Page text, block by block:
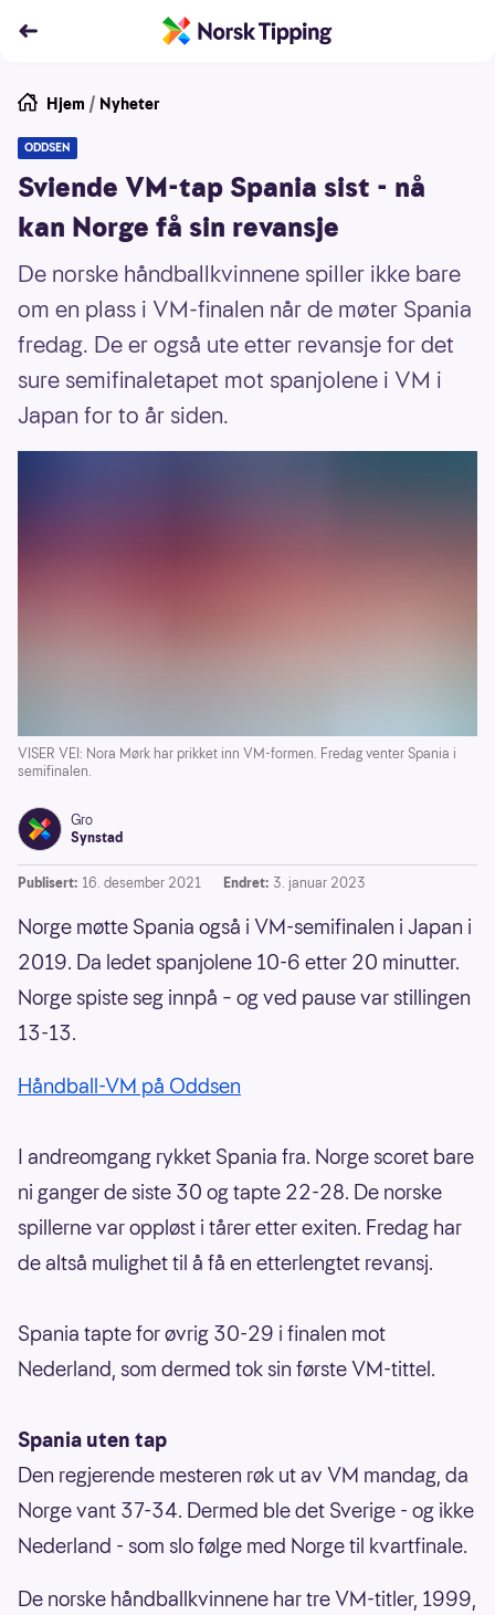
Hjem / Nyheter
ODDSEN
Sviende VM-tap Spania sist - nå
kan Norge få sin revansje
De norske håndballkvinnene spiller ikke bare
om en plass i VM-finalen når de møter Spania
fredag. De er også ute etter revansje for det
sure semifinaletapet mot spanjolene i VM i
Japan for to år siden.
VISER VEI: Nora Mørk har prikket inn VM-formen. Fredag venter Spania i
semifinalen.
Gro
Synstad
Publisert: 16. desember 2021 Endret: 3. januar 2023
Norge møtte Spania også i VM-semifinalen i Japan i
2019. Da ledet spanjolene 10-6 etter 20 minutter.
Norge spiste seg innpå – og ved pause var stillingen
13-13.
Håndball-VM på Oddsen
I andreomgang rykket Spania fra. Norge scoret bare
ni ganger de siste 30 og tapte 22-28. De norske
spillerne var oppløst i tårer etter exiten. Fredag har
de altså mulighet til å få en etterlengtet revansj.
Spania tapte for øvrig 30-29 i finalen mot
Nederland, som dermed tok sin første VM-tittel.
Spania uten tap
Den regjerende mesteren røk ut av VM mandag, da
Norge vant 37-34. Dermed ble det Sverige - og ikke
Nederland - som slo følge med Norge til kvartfinale.
De norske håndballkvinnene har tre VM-titler, 1999,